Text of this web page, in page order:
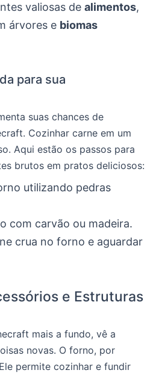
valiosas de alimentos,
árvores e biomas
para sua
suas chances de
Cozinhar carne em um
Aqui estão os passos para
brutos em pratos deliciosos:
utilizando pedras
com carvão ou madeira.
crua no forno e aguardar
e Estruturas
mais a fundo, vê a
novas. O forno, por
permite cozinhar e fundir